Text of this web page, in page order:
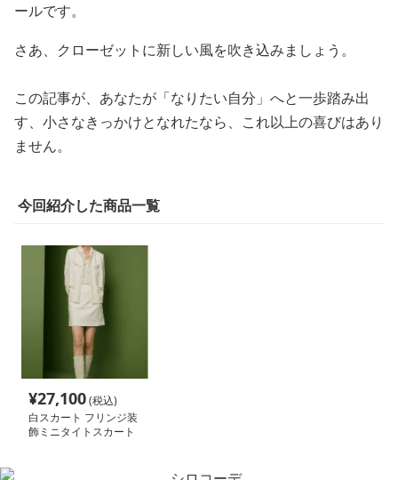
ールです。
さあ、クローゼットに新しい風を吹き込みましょう。
この記事が、あなたが「なりたい自分」へと一歩踏み出
す、小さなきっかけとなれたなら、これ以上の喜びはあり
ません。
今回紹介した商品一覧
¥27,100(税込)
白スカート フリンジ装
飾ミニタイトスカート